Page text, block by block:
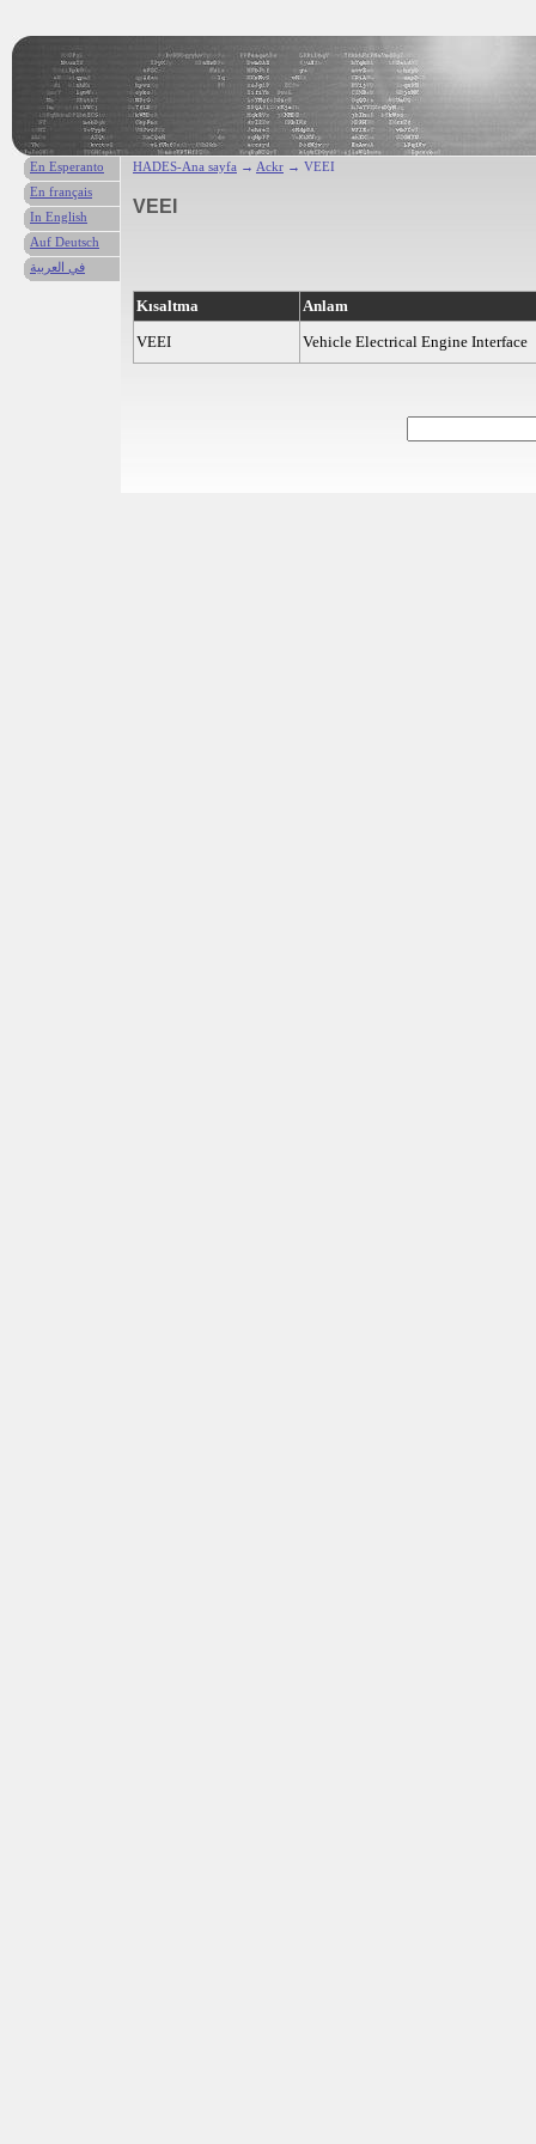
HADES-Ana sayfa → Ackr → VEEI
VEEI
Kısaltma
Anlam
VEEI
Vehicle Electrical Engine Interface
En Esperanto
En français
In English
Auf Deutsch
في العربية